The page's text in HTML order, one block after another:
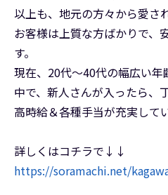
以上も、地元の方々から愛さ
お客様は上質な方ばかりで、
す。
現在、20代～40代の幅広い
中で、新人さんが入ったら
高時給＆各種手当が充実して
詳しくはコチラで↓↓
https://soramachi.net/